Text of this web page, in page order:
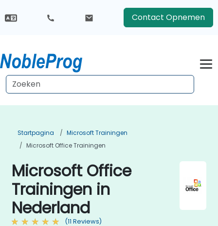
Contact Opnemen
Startpagina
Microsoft Trainingen
Microsoft Office Trainingen
Microsoft Office
Trainingen in
Nederland
(11 Reviews)